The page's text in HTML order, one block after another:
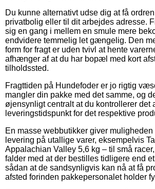
Du kunne alternativt udse dig at få
privatbolig eller til dit arbejdes adresse.
sig en gang i mellem en smule mere
endvidere temmelig let gængelig. Den
form for fragt er uden tvivl at hente
afhænger af at du har bopæl med kort
tilholdssted.
Fragttiden på Hundefoder er jo rigtig
mangler din pakke med det samme, og
øjensynligt centralt at du kontrollerer det
leveringstidspunkt for det respektive
En masse webbutikker giver muligheden
levering på utallige varer, eksempelvis
Appalachian Valley 5,6 kg – til små
falder med at der bestilles tidligere end
sådan at de sandsynligvis kan nå at få
afsted forinden pakkepersonalet holder